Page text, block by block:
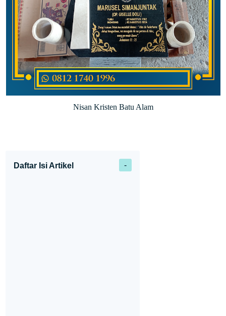
Nisan Kristen Batu Alam
Daftar Isi Artikel